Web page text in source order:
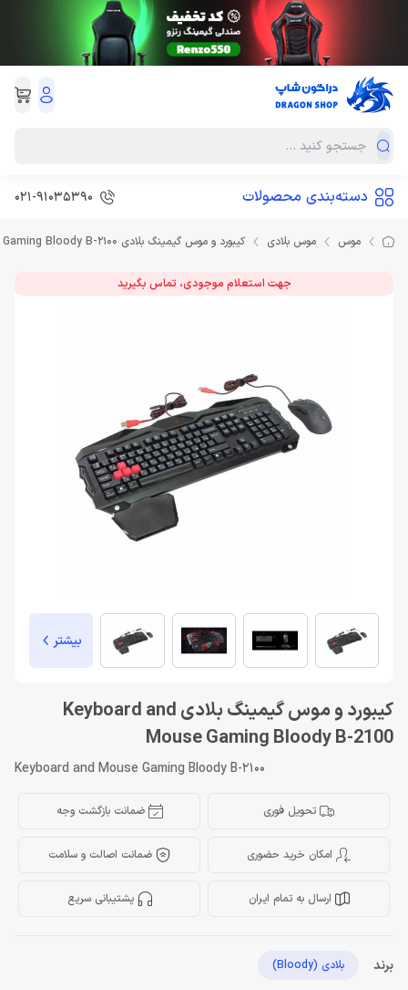
دسته‌بندی محصولات 021-91035390
موس موس بلادی کیبورد و موس گیمینگ بلادی Keyboard and Mouse Gaming Bloody B-2100
جهت استعلام موجودی، تماس بگیرید
بیشتر
کیبورد و موس گیمینگ بلادی Keyboard and
Mouse Gaming Bloody B-2100
Keyboard and Mouse Gaming Bloody B-2100
تحویل فوری ضمانت بازگشت وجه
امکان خرید حضوری ضمانت اصالت و سلامت
ارسال به تمام ایران پشتیبانی سریع
برند بلادی (Bloody)